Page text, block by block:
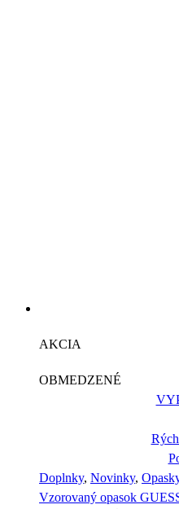
AKCIA
OBMEDZENÉ
Doplnky, Novinky,
Vzorovaný opasok